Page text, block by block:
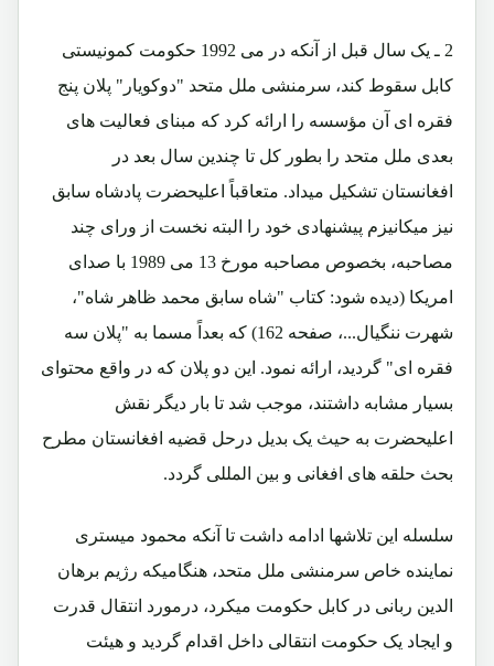
2 ـ یک سال قبل از آنکه در می 1992 حکومت کمونیستی
کابل سقوط کند، سرمنشی ملل متحد "دوکویار" پلان پنج
فقره ای آن مؤسسه را ارائه کرد که مبنای فعالیت های
بعدی ملل متحد را بطور کل تا چندین سال بعد در
افغانستان تشکیل میداد. متعاقباً اعلیحضرت پادشاه سابق
نیز میکانیزم پیشنهادی خود را البته نخست از ورای چند
مصاحبه، بخصوص مصاحبه مورخ 13 می 1989 با صدای
امریکا (دیده شود: کتاب "شاه سابق محمد ظاهر شاه"،
شهرت ننگیال...، صفحه 162) که بعداً مسما به "پلان سه
فقره ای" گردید، ارائه نمود. این دو پلان که در واقع محتوای
بسیار مشابه داشتند، موجب شد تا بار دیگر نقش
اعلیحضرت به حیث یک بدیل درحل قضیه افغانستان مطرح
بحث حلقه های افغانی و بین المللی گردد.
سلسله این تلاشها ادامه داشت تا آنکه محمود میستری
نماینده خاص سرمنشی ملل متحد، هنگامیکه رژیم برهان
الدین ربانی در کابل حکومت میکرد، درمورد انتقال قدرت
و ایجاد یک حکومت انتقالی داخل اقدام گردید و هیئت